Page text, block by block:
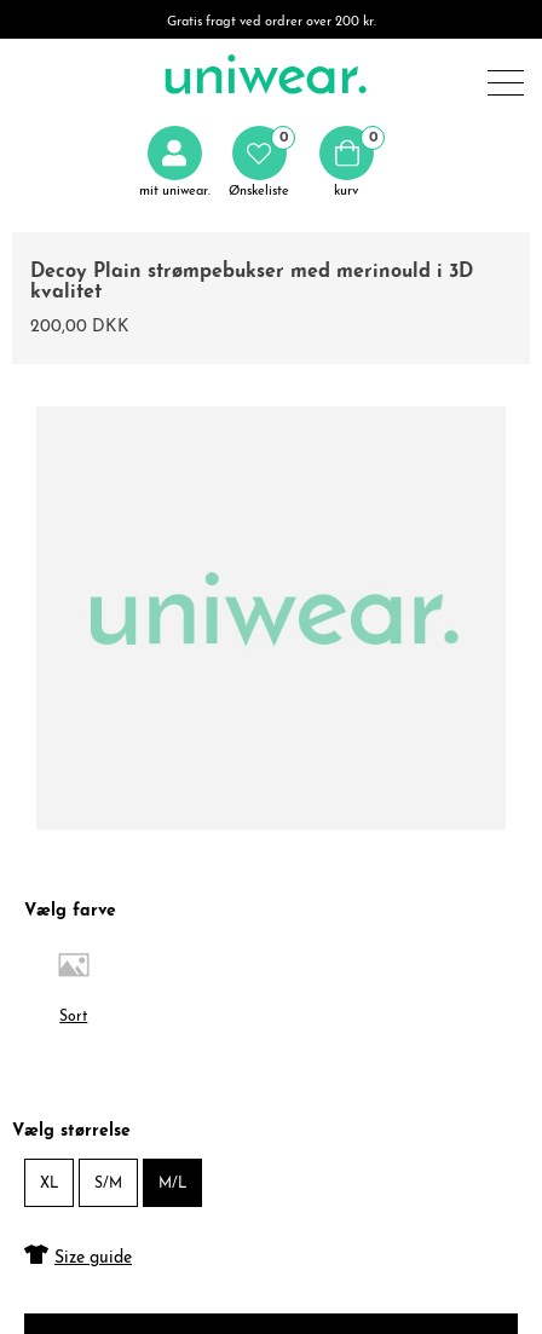
Gratis fragt ved ordrer over 200 kr.
mit uniwear. Ønskeliste
0 0
kurv
Decoy Plain strømpebukser med merinould i 3D
kvalitet
200,00 DKK
Vælg farve
Sort
Vælg størrelse
XL S/M M/L
Size guide